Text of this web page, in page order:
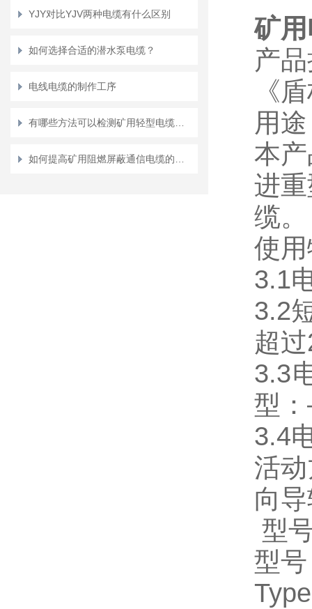
YJY对比YJV两种电缆有什么区别
如何选择合适的潜水泵电缆？
电线电缆的制作工序
矿
产
《
用
本
进
缆。
使
3.1
3.2
超
3.3
型
3.4
活
向
型
型